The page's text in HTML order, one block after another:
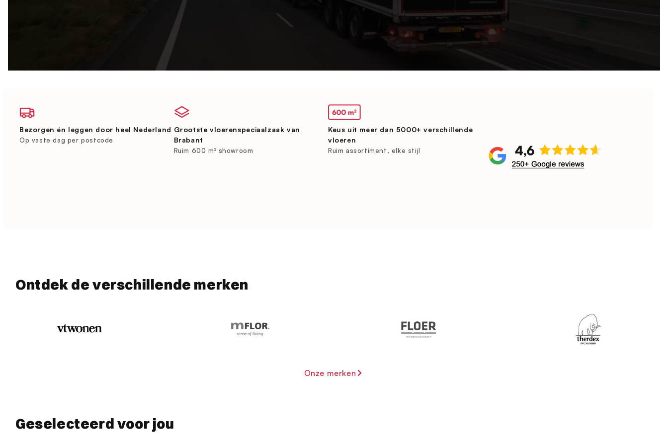
Bezorgen én leggen door heel Nederland
Op vaste dag per postcode
Grootste vloerenspeciaalzaak van
Brabant
Ruim 600 m² showroom
Keus uit meer dan 5000+ verschillende
vloeren
Ruim assortiment, elke stijl
Ontdek de verschillende merken
Onze merken
Geselecteerd voor jou